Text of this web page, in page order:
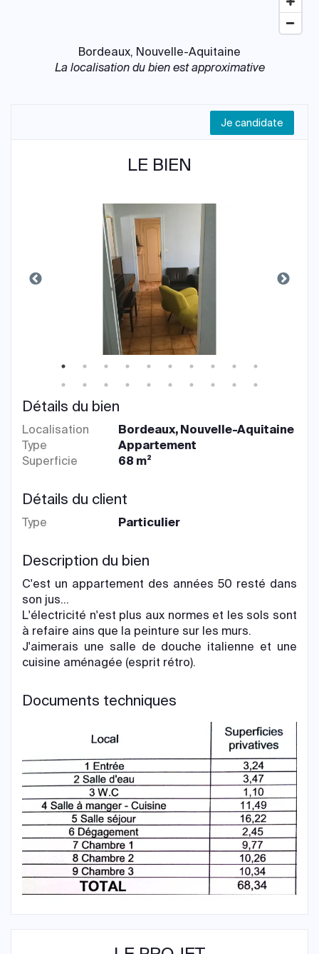
Bordeaux, Nouvelle-Aquitaine
La localisation du bien est approximative
Je candidate
LE BIEN
Détails du bien
Localisation
Bordeaux, Nouvelle-Aquitaine
Type
Appartement
Superficie
68 m²
Détails du client
Type Particulier
Description du bien
C'est un appartement des années 50 resté dans
son jus...
L'électricité n'est plus aux normes et les sols sont
à refaire ains que la peinture sur les murs.
J'aimerais une salle de douche italienne et une
cuisine aménagée (esprit rétro).
Documents techniques